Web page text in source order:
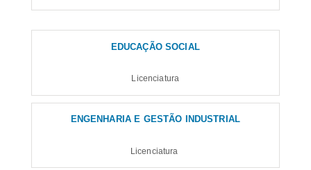
EDUCAÇÃO SOCIAL
Licenciatura
ENGENHARIA E GESTÃO INDUSTRIAL
Licenciatura